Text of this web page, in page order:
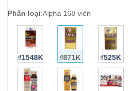
Phân loại:Alpha 168 viên
₫1548K ₫871K ₫525K